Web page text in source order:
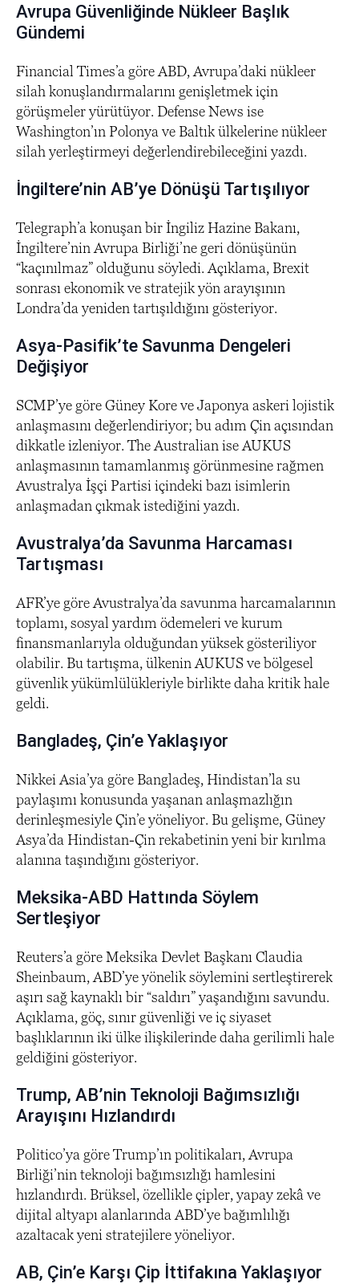
Avrupa Güvenliğinde Nükleer Başlık
Gündemi
Financial Times’a göre ABD, Avrupa’daki nükleer
silah konuşlandırmalarını genişletmek için
görüşmeler yürütüyor. Defense News ise
Washington’ın Polonya ve Baltık ülkelerine nükleer
silah yerleştirmeyi değerlendirebileceğini yazdı.
İngiltere’nin AB’ye Dönüşü Tartışılıyor
Telegraph’a konuşan bir İngiliz Hazine Bakanı,
İngiltere’nin Avrupa Birliği’ne geri dönüşünün
“kaçınılmaz” olduğunu söyledi. Açıklama, Brexit
sonrası ekonomik ve stratejik yön arayışının
Londra’da yeniden tartışıldığını gösteriyor.
Asya-Pasifik’te Savunma Dengeleri
Değişiyor
SCMP’ye göre Güney Kore ve Japonya askeri lojistik
anlaşmasını değerlendiriyor; bu adım Çin açısından
dikkatle izleniyor. The Australian ise AUKUS
anlaşmasının tamamlanmış görünmesine rağmen
Avustralya İşçi Partisi içindeki bazı isimlerin
anlaşmadan çıkmak istediğini yazdı.
Avustralya’da Savunma Harcaması
Tartışması
AFR’ye göre Avustralya’da savunma harcamalarının
toplamı, sosyal yardım ödemeleri ve kurum
finansmanlarıyla olduğundan yüksek gösteriliyor
olabilir. Bu tartışma, ülkenin AUKUS ve bölgesel
güvenlik yükümlülükleriyle birlikte daha kritik hale
geldi.
Bangladeş, Çin’e Yaklaşıyor
Nikkei Asia’ya göre Bangladeş, Hindistan’la su
paylaşımı konusunda yaşanan anlaşmazlığın
derinleşmesiyle Çin’e yöneliyor. Bu gelişme, Güney
Asya’da Hindistan-Çin rekabetinin yeni bir kırılma
alanına taşındığını gösteriyor.
Meksika-ABD Hattında Söylem
Sertleşiyor
Reuters’a göre Meksika Devlet Başkanı Claudia
Sheinbaum, ABD’ye yönelik söylemini sertleştirerek
aşırı sağ kaynaklı bir “saldırı” yaşandığını savundu.
Açıklama, göç, sınır güvenliği ve iç siyaset
başlıklarının iki ülke ilişkilerinde daha gerilimli hale
geldiğini gösteriyor.
Trump, AB’nin Teknoloji Bağımsızlığı
Arayışını Hızlandırdı
Politico’ya göre Trump’ın politikaları, Avrupa
Birliği’nin teknoloji bağımsızlığı hamlesini
hızlandırdı. Brüksel, özellikle çipler, yapay zekâ ve
dijital altyapı alanlarında ABD’ye bağımlılığı
azaltacak yeni stratejilere yöneliyor.
AB, Çin’e Karşı Çip İttifakına Yaklaşıyor